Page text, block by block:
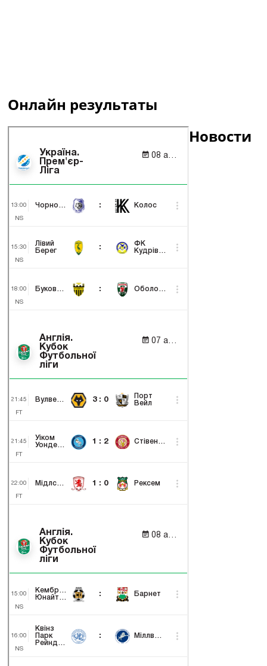
Онлайн результаты
Новости